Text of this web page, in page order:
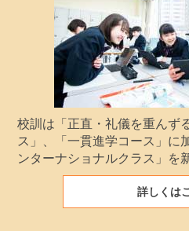
校訓は「正直・礼儀を重んず
ス」、「一貫進学コース」に
ンターナショナルクラス」を
詳しくは